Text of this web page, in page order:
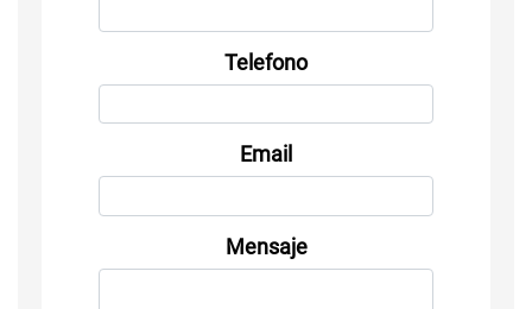
Telefono
Email
Mensaje